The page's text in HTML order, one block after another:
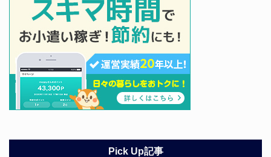
Pick Up記事